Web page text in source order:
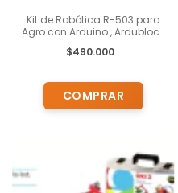
Kit de Robótica R-503 para
Agro con Arduino , Ardublock
para chicos de 13 años en
$490.000